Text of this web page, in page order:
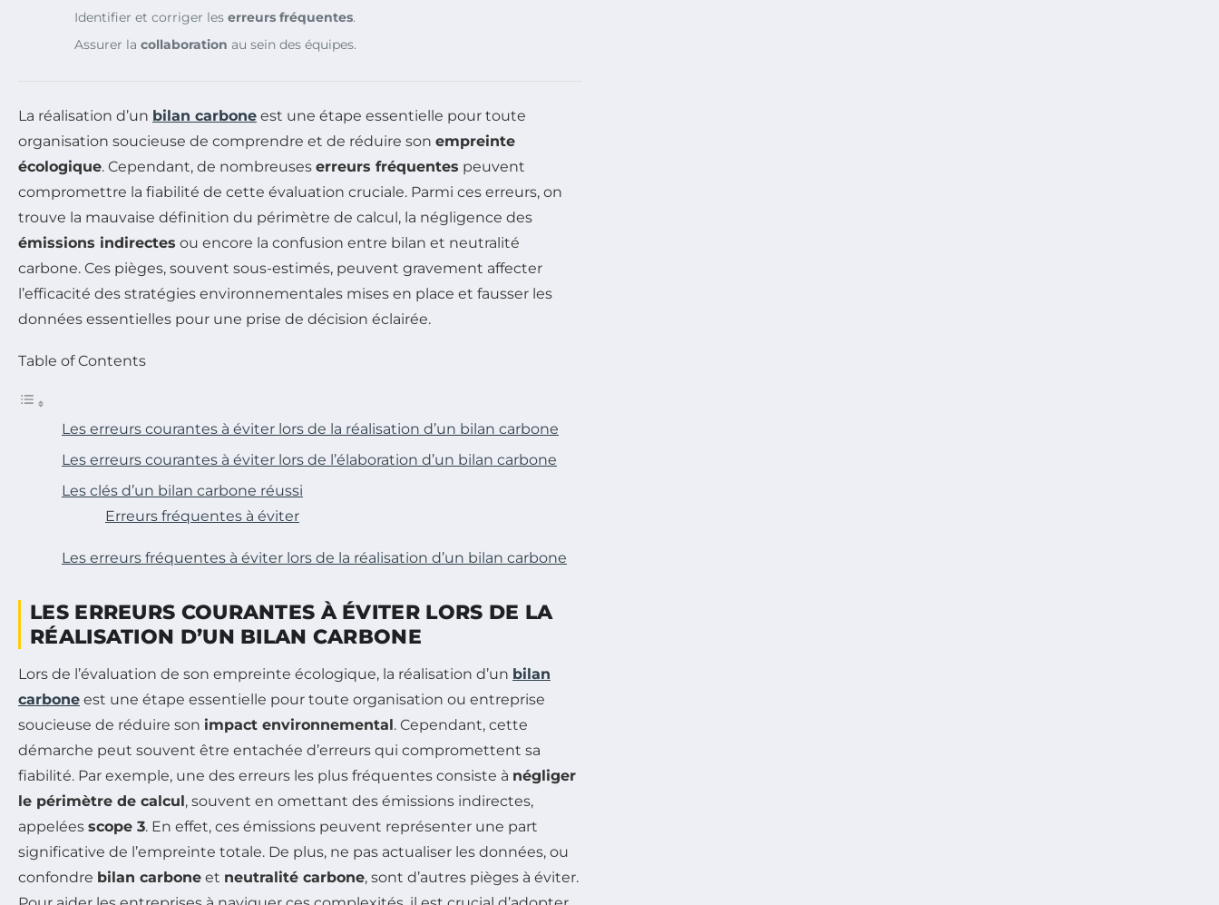
Identifier et corriger les erreurs fréquentes.
Assurer la collaboration au sein des équipes.
La réalisation d’un bilan carbone est une étape essentielle pour toute
organisation soucieuse de comprendre et de réduire son empreinte
écologique. Cependant, de nombreuses erreurs fréquentes peuvent
compromettre la fiabilité de cette évaluation cruciale. Parmi ces erreurs, on
trouve la mauvaise définition du périmètre de calcul, la négligence des
émissions indirectes ou encore la confusion entre bilan et neutralité
carbone. Ces pièges, souvent sous-estimés, peuvent gravement affecter
l’efficacité des stratégies environnementales mises en place et fausser les
données essentielles pour une prise de décision éclairée.
Table of Contents
Les erreurs courantes à éviter lors de la réalisation d’un bilan carbone
Les erreurs courantes à éviter lors de l’élaboration d’un bilan carbone
Les clés d’un bilan carbone réussi
Erreurs fréquentes à éviter
Les erreurs fréquentes à éviter lors de la réalisation d’un bilan carbone
LES ERREURS COURANTES À ÉVITER LORS DE LA
RÉALISATION D’UN BILAN CARBONE
Lors de l’évaluation de son empreinte écologique, la réalisation d’un bilan
carbone est une étape essentielle pour toute organisation ou entreprise
soucieuse de réduire son impact environnemental. Cependant, cette
démarche peut souvent être entachée d’erreurs qui compromettent sa
fiabilité. Par exemple, une des erreurs les plus fréquentes consiste à négliger
le périmètre de calcul, souvent en omettant des émissions indirectes,
appelées scope 3. En effet, ces émissions peuvent représenter une part
significative de l’empreinte totale. De plus, ne pas actualiser les données, ou
confondre bilan carbone et neutralité carbone, sont d’autres pièges à éviter.